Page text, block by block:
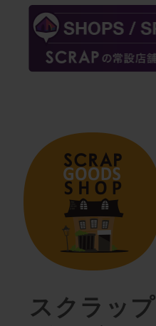
スクラップ